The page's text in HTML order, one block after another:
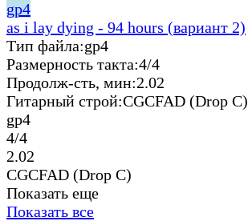
gp4
as i lay dying - 94 hours (вариант 2)
Тип файла:gp4
Размерность такта:4/4
Продолж-сть, мин:2.02
Гитарный строй:CGCFAD (Drop C)
gp4
4/4
2.02
CGCFAD (Drop C)
Показать еще
Показать все